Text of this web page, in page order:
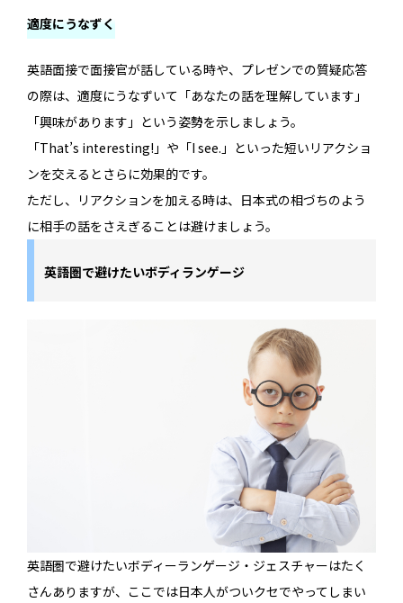
適度にうなずく
英語面接で面接官が話している時や、プレゼンでの質疑応答
の際は、適度にうなずいて「あなたの話を理解しています」
「興味があります」という姿勢を示しましょう。
「That’s interesting!」や「I see.」といった短いリアクショ
ンを交えるとさらに効果的です。
ただし、リアクションを加える時は、日本式の相づちのよう
に相手の話をさえぎることは避けましょう。
英語圏で避けたいボディランゲージ
英語圏で避けたいボディーランゲージ・ジェスチャーはたく
さんありますが、ここでは日本人がついクセでやってしまい